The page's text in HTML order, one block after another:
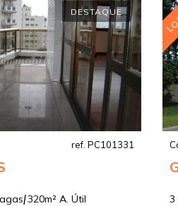
DESTAQUE
ref. PC101331
|320m² A. Útil 3